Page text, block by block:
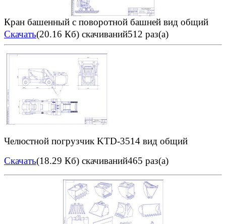
Кран башенный с поворотной башней вид общий
Скачать(20.16 Кб) скачиваний512 раз(а)
Челюстной погрузчик KTD-3514 вид общий
Скачать(18.29 Кб) скачиваний465 раз(а)